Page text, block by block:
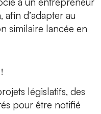
afin d’adapter au
similaire lancée en
législatifs, des
pour être notifié